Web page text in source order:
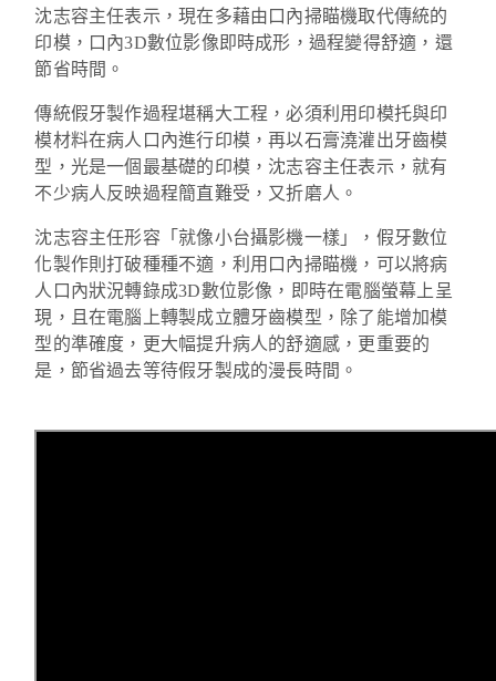
沈志容主任表示，現在多藉由口內掃瞄機取代傳統的
印模，口內3D數位影像即時成形，過程變得舒適，還
節省時間。
傳統假牙製作過程堪稱大工程，必須利用印模托與印
模材料在病人口內進行印模，再以石膏澆灌出牙齒模
型，光是一個最基礎的印模，沈志容主任表示，就有
不少病人反映過程簡直難受，又折磨人。
沈志容主任形容「就像小台攝影機一樣」，假牙數位
化製作則打破種種不適，利用口內掃瞄機，可以將病
人口內狀況轉錄成3D數位影像，即時在電腦螢幕上呈
現，且在電腦上轉製成立體牙齒模型，除了能增加模
型的準確度，更大幅提升病人的舒適感，更重要的
是，節省過去等待假牙製成的漫長時間。